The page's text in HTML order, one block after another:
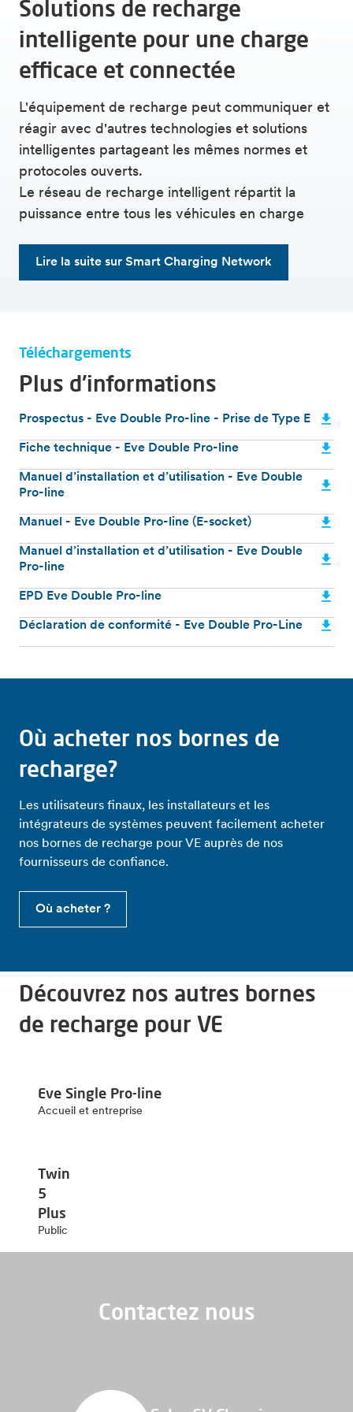
compteurs d'énergie externes (Modbus RTU,
Modbus TCP/IP)
Conforme à toutes les normes pertinentes, y
compris IEC 61851:2017 - IEC 61851:2017 et
courants de fuite
Autorisation Plug & Charge ou RFID
Écran couleur LED 7”
Solutions de recharge
intelligente pour une charge
efficace et connectée
L'équipement de recharge peut communiquer et
réagir avec d'autres technologies et solutions
intelligentes partageant les mêmes normes et
protocoles ouverts.
Le réseau de recharge intelligent répartit la
puissance entre tous les véhicules en charge
Lire la suite sur Smart Charging Network
Téléchargements
Plus d'informations
Prospectus - Eve Double Pro-line - Prise de Type E
Fiche technique - Eve Double Pro-line
Manuel d’installation et d’utilisation - Eve Double
Pro-line
Manuel - Eve Double Pro-line (E-socket)
Manuel d’installation et d’utilisation - Eve Double
Pro-line
EPD Eve Double Pro-line
Déclaration de conformité - Eve Double Pro-Line
Où acheter nos bornes de
recharge?
Les utilisateurs finaux, les installateurs et les
intégrateurs de systèmes peuvent facilement acheter
nos bornes de recharge pour VE auprès de nos
fournisseurs de confiance.
Où acheter ?
Découvrez nos autres bornes
de recharge pour VE
Eve Single Pro-line
Accueil et entreprise
Twin
5
Plus
Public
Contactez nous